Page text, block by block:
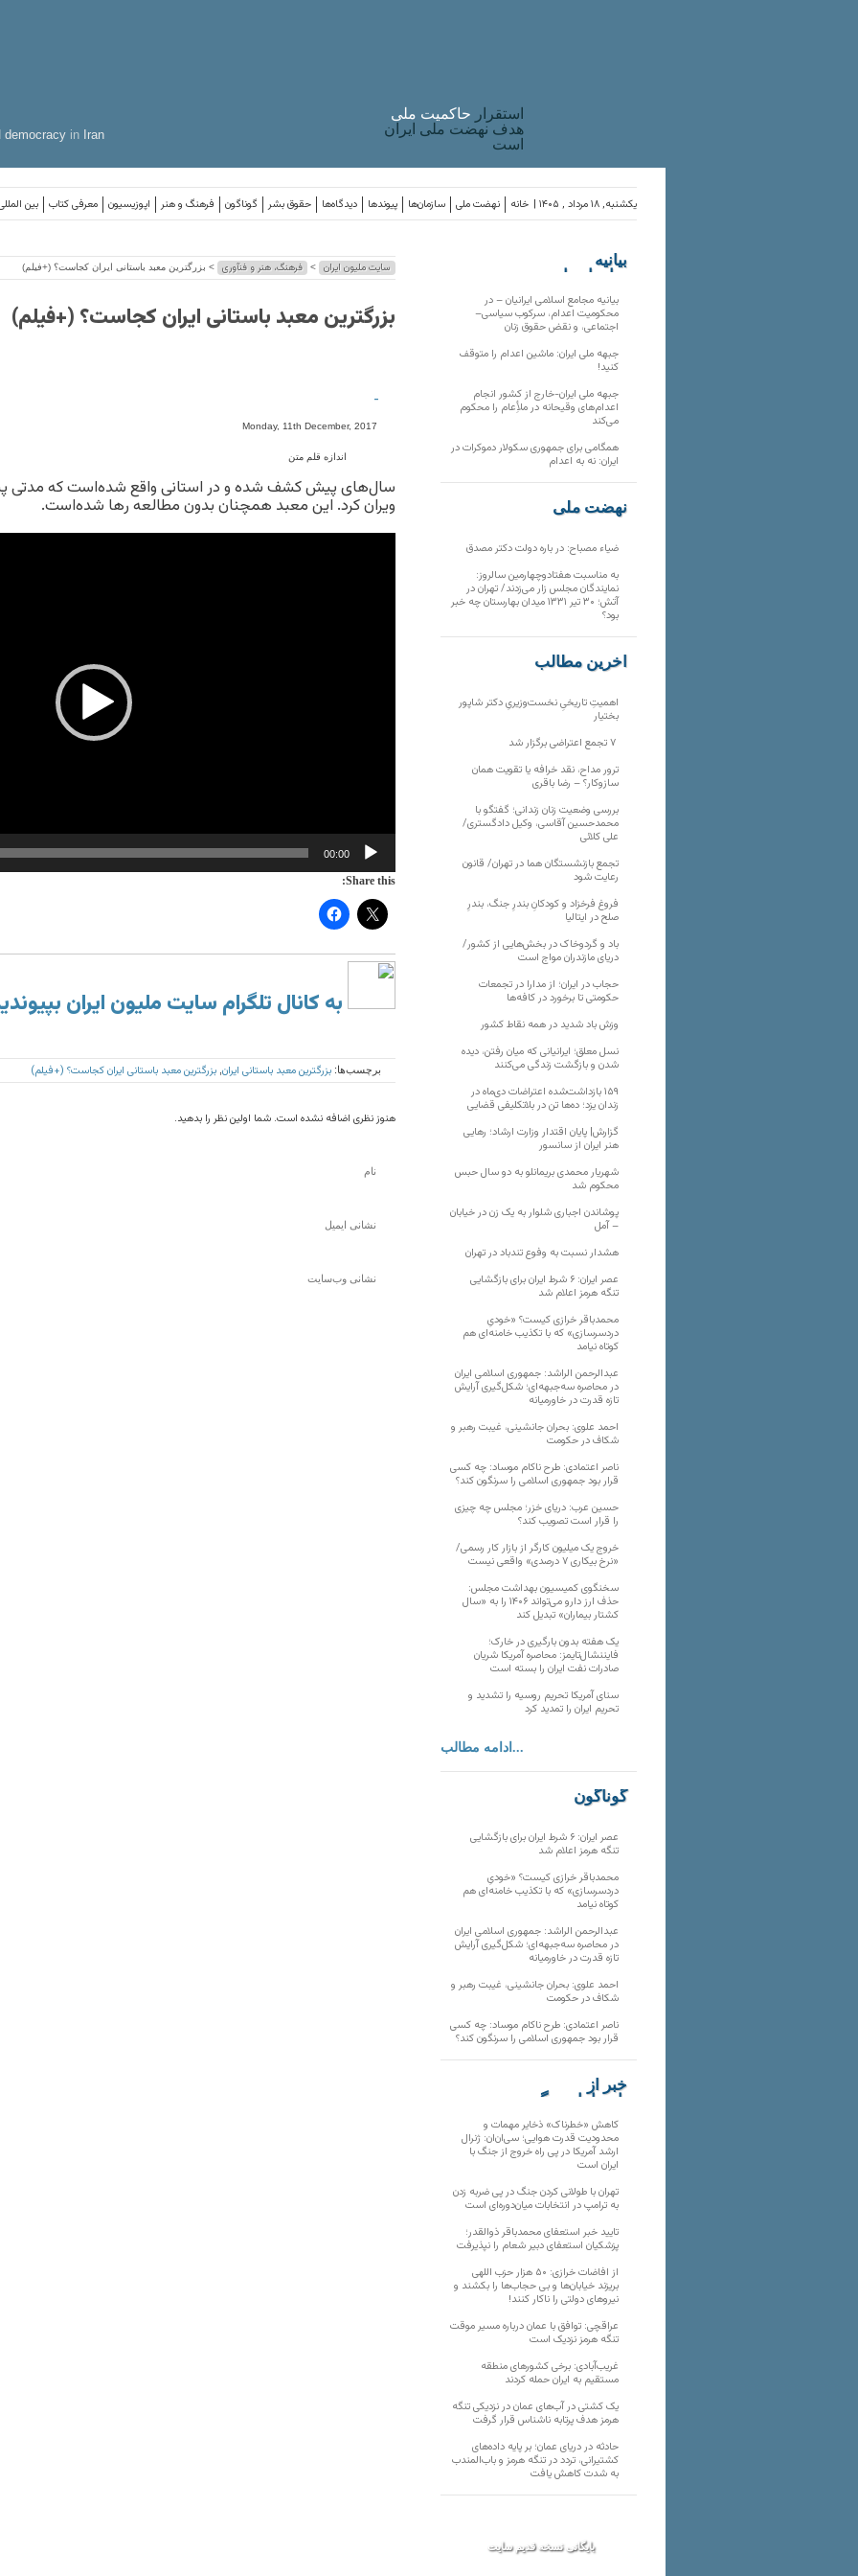
democracy in Iran
استقرار حاکميت ملی
هدف نهضت ملی ایران
است
بین معرفی کتاب اپوزیسیون فرهنگ و هنر گوناگون حقوق بشر دیدگاه‌ها پیوندها سازمان‌ها نهضت ملی خانه یکشنبه, ۱۸ مرداد , ۱۴۰۵ |
سایت ملیون ایران > فرهنگ، هنر و فنآوری > بزرگترین معبد باستانی ایران کجاست؟ (+فیلم)
بزرگترین معبد باستانی ایران کجاست؟ (+فیلم)
-
Monday, 11th December, 2017
اندازه قلم متن
سال‌های پیش کشف شده و در استانی واقع شده‌است که مدتی
ویران کرد. این معبد همچنان بدون مطالعه رها شده‌است.
00:00
Share this:
به کانال تلگرام سایت ملیون ایران
برچسب‌ها: بزرگترین معبد باستانی ایران بزرگترین معبد باستانی ایران کجاست؟ (+فیلم)
هنوز نظری اضافه نشده است. شما اولین نظر را بدهید.
بیانیه
سازمان‌های
بیانیه مجامع اسلامی ایرانیان – در
محکومیت اعدام، سرکوب سیاسی–
اجتماعی، و نقض حقوق زنان
جبهه ملی ایران: ماشین اعدام را متوقف
کنید!
جبهه ملی ایران-خارج از کشور انجام
اعدام‌های وقیحانه در ملأِعام را محکوم
می‌کند
همگامی برای جمهوری سکولار دموکرات در
ایران: نه به اعدام
نهضت ملی
ضیاء مصباح: در باره دولت دکتر مصدق
به مناسبت هفتادوچهارمین سالروز:
نمایندگان مجلس زار می‌زدند/ تهران در
آتش؛ ۳۰ تیر ۱۳۳۱ میدان بهارستان چه خبر
بود؟
آخرین مطالب
اهمیتِ تاریخیِ نخست‌وزیریِ دکتر شاپور
بختیار
ترور مداح، نقد خرافه یا تقویت همان
سازوکار؟ – رضا باقری
بررسی وضعیت زنان زندانی؛ گفتگو با
محمدحسین آقاسی، وکیل دادگستری/
علی کلائی
تجمع بازنشستگان هما در تهران/ قانون
رعایت شود
فروغ فرخزاد و کودکانِ بندرِ جنگ، بندرِ
صلح در ایتالیا
باد و گردوخاک در بخش‌هایی از کشور/
دریای مازندران مواج است
حجاب در ایران؛ از مدارا در تجمعات
حکومتی تا برخورد در کافه‌ها
وزش باد شدید در همه نقاط کشور
نسل معلق؛ ایرانیانی که میان رفتن، دیده
شدن و بازگشت زندگی می‌کنند
۱۵۹ بازداشت‌شده اعتراضات دی‌ماه در
زندان یزد؛ ده‌ها تن در بلاتکلیفی قضایی
گزارش| پایان اقتدار وزارت ارشاد؛ رهایی
هنر ایران از سانسور
شهریار محمدی بریمانلو به دو سال حبس
محکوم شد
پوشاندن اجباری شلوار به یک زن در خیابان
– آمل
هشدار نسبت به وفوع تندباد در تهران
عصر ایران: ۶ شرط ایران برای بازگشایی
تنگه هرمز اعلام شد
محمدباقر خرازی کیست؟ «خودیِ
دردسرسازی» که با تکذیب خامنه‌ای هم
کوتاه نیامد
عبدالرحمن الراشد: جمهوری اسلامی ایران
در محاصره سه‌جبهه‌ای؛ شکل‌گیری آرایش
تازه قدرت در خاورمیانه
احمد علوی: بحران جانشینی، غیبت رهبر و
شکاف در حکومت
ناصر اعتمادی: طرح ناکام موساد: چه کسی
قرار بود جمهوری اسلامی را سرنگون کند؟
حسین عرب: دریای خزر؛ مجلس چه چیزی
را قرار است تصویب کند؟
خروج یک میلیون کارگر از بازار کار رسمی/
«نرخ بیکاری ۷ درصدی» واقعی نیست
سخنگوی کمیسیون بهداشت مجلس:
حذف ارز دارو می‌تواند ۱۴۰۶ را به «سال
کشتار بیماران» تبدیل کند
یک هفته بدون بارگیری در خارک؛
فایننشال‌تایمز: محاصره آمریکا شریان
صادرات نفت ایران را بسته است
سنای آمریکا تحریم روسیه را تشدید و
تحریم ایران را تمدید کرد
ادامه مطالب...
گوناگون
عصر ایران: ۶ شرط ایران برای بازگشایی
تنگه هرمز اعلام شد
محمدباقر خرازی کیست؟ «خودیِ
دردسرسازی» که با تکذیب خامنه‌ای هم
کوتاه نیامد
عبدالرحمن الراشد: جمهوری اسلامی ایران
در محاصره سه‌جبهه‌ای؛ شکل‌گیری آرایش
تازه قدرت در خاورمیانه
احمد علوی: بحران جانشینی، غیبت رهبر و
شکاف در حکومت
ناصر اعتمادی: طرح ناکام موساد: چه کسی
قرار بود جمهوری اسلامی را سرنگون کند؟
خبر از
تارنماهای دیگر
کاهش «خطرناک» ذخایر مهمات و
محدودیت قدرت هوایی؛ سی‌ان‌ان: ژنرال
ارشد آمریکا در پی راه خروج از جنگ با
ایران است
تهران با طولانی کردن جنگ در پی ضربه زدن
به ترامپ در انتخابات میان‌دوره‌ای است
تایید خبر استعفای محمدباقر ذوالقدر؛
پزشکیان استعفای دبیر شعام را نپذیرفت
از افاضات خرازی: ۵۰ هزار حزب اللهی
بریزند خیابان‌ها و بی حجاب‌ها را بکشند و
نیرو‌های دولتی را ناکار کنند!
عراقچی: توافق با عمان درباره مسیر موقت
تنگه هرمز نزدیک است
غریب‌آبادی: برخی کشورهای منطقه
مستقیم به ایران حمله کردند
یک کشتی در آب‌های عمان در نزدیکی تنگه
هرمز هدف پرتابه ناشناس قرار گرفت
حادثه در دریای عمان؛ بر پایه داده‌های
کشتیرانی، تردد در تنگه هرمز و باب‌المندب
به شدت کاهش یافت
بایگانی نسخه قدیم سایت